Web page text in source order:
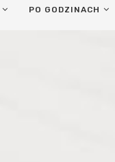
PO GODZINACH